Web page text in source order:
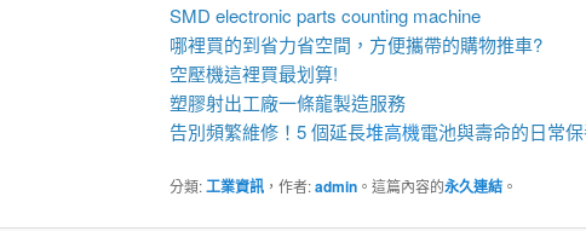
SMD electronic parts counting machine
哪裡買的到省力省空間，方便攜帶的購物推車?
空壓機這裡買最划算!
塑膠射出工廠一條龍製造服務
告別頻繁維修！5 個延長堆高機電池與壽命的日常
分類:工業資訊，作者:admin。這篇內容的永久連結。